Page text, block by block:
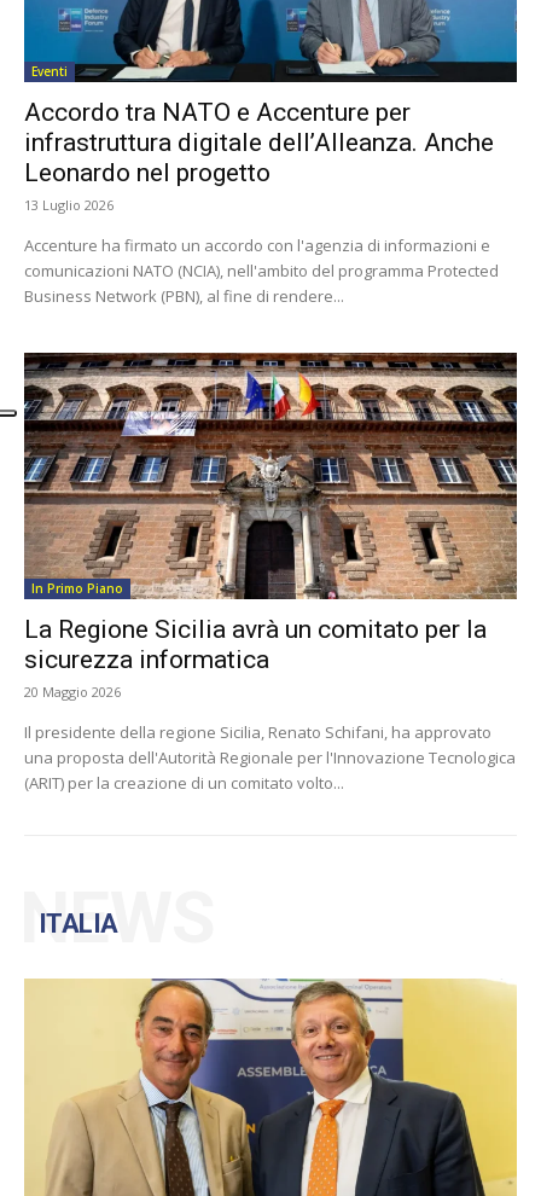
Eventi
Accordo tra NATO e Accenture per
infrastruttura digitale dell’Alleanza. Anche
Leonardo nel progetto
13 Luglio 2026
Accenture ha firmato un accordo con l'agenzia di informazioni e
comunicazioni NATO (NCIA), nell'ambito del programma Protected
Business Network (PBN), al fine di rendere...
In Primo Piano
La Regione Sicilia avrà un comitato per la
sicurezza informatica
20 Maggio 2026
Il presidente della regione Sicilia, Renato Schifani, ha approvato
una proposta dell'Autorità Regionale per l'Innovazione Tecnologica
(ARIT) per la creazione di un comitato volto...
ITALIA
NEWS